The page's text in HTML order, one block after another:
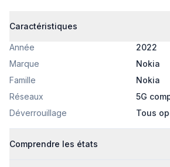
Caractéristiques
Année
2022
Marque
Nokia
Famille
Nokia
Réseaux
5G
Déverrouillage
Tous
Comprendre les états